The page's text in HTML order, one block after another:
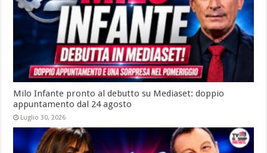
Milo Infante pronto al debutto su Mediaset: doppio
appuntamento dal 24 agosto
Luglio 30, 2026